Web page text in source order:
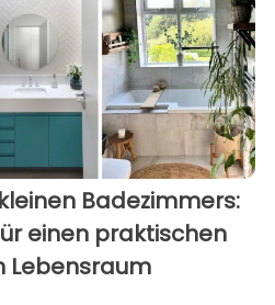
Badezimmers:
einen praktischen
Lebensraum